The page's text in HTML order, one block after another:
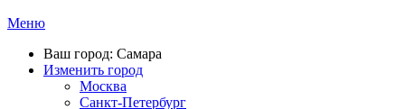
Меню
Ваш город: Самара
Изменить город
Москва
Санкт-Петербург